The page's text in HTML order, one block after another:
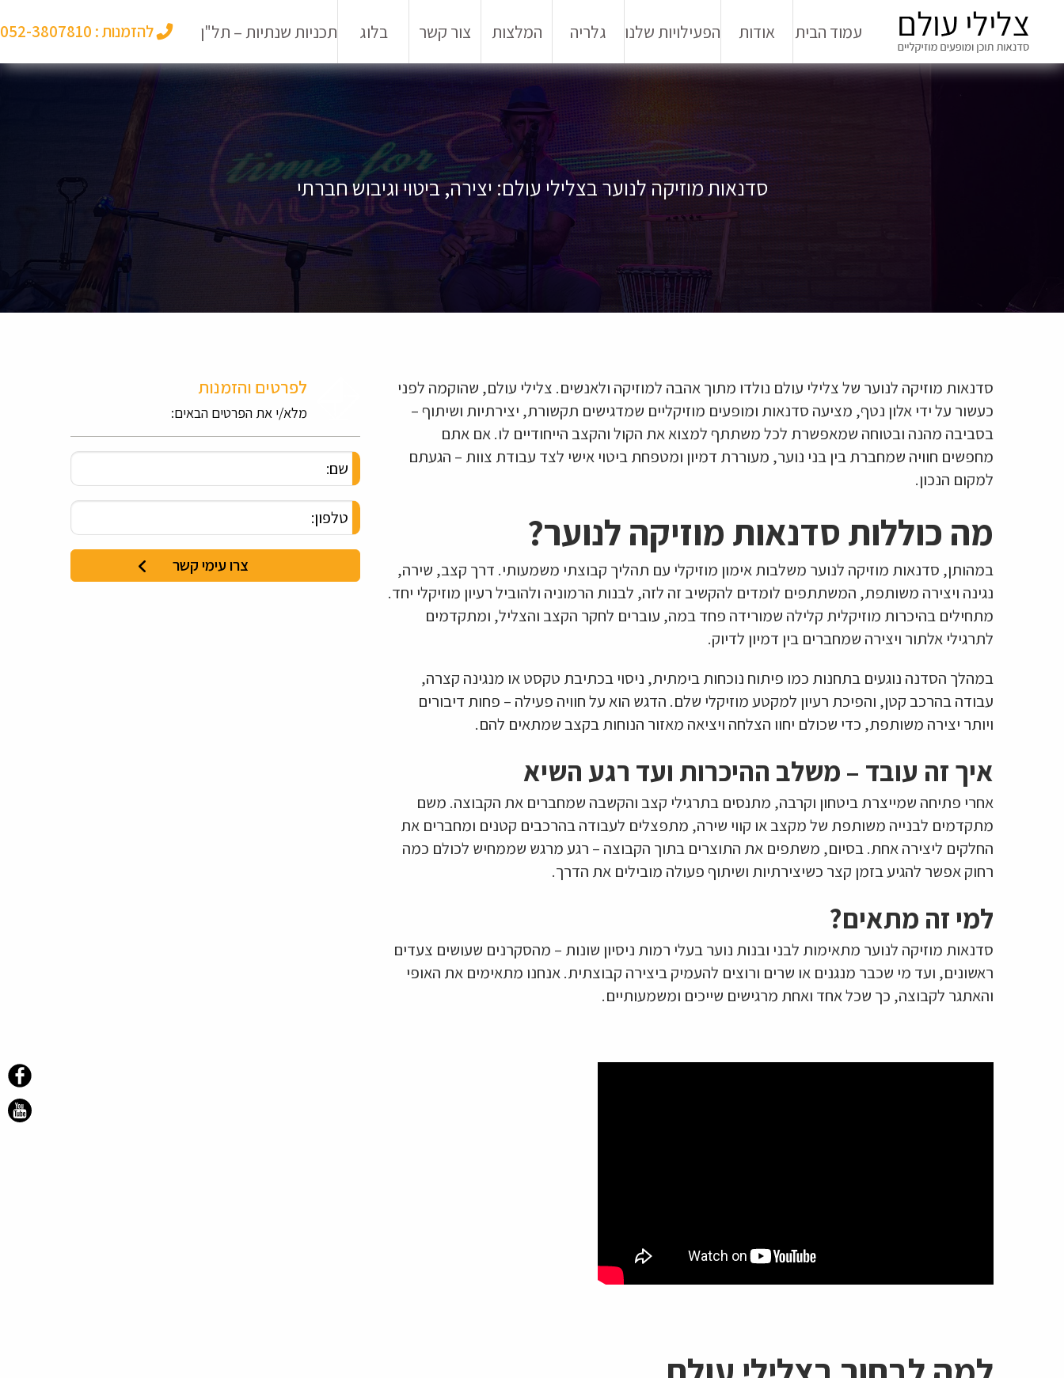
עמוד הבית אודות הפעילויות שלנו גלריה המלצות צור קשר בלוג תכניות שנתיות – תל"ן להזמנות :
סדנאות מוזיקה לנוער בצלילי עולם: יצירה, ביטוי וגיבוש חברתי
סדנאות מוזיקה לנוער של צלילי עולם נולדו מתוך אהבה למוזיקה ולאנשים. צלילי עולם, שהוקמה לפני
כעשור על ידי אלון נטף, מציעה סדנאות ומופעים מוזיקליים שמדגישים תקשורת, יצירתיות ושיתוף –
בסביבה מהנה ובטוחה שמאפשרת לכל משתתף למצוא את הקול והקצב הייחודיים לו. אם אתם
מחפשים חוויה שמחברת בין בני נוער, מעוררת דמיון ומטפחת ביטוי אישי לצד עבודת צוות – הגעתם
למקום הנכון.
מה כוללות סדנאות מוזיקה לנוער?
במהותן, סדנאות מוזיקה לנוער משלבות אימון מוזיקלי עם תהליך קבוצתי משמעותי. דרך קצב, שירה,
נגינה ויצירה משותפת, המשתתפים לומדים להקשיב זה לזה, לבנות הרמוניה ולהוביל רעיון מוזיקלי יחד.
מתחילים בהיכרות מוזיקלית קלילה שמורידה פחד במה, עוברים לחקר הקצב והצליל, ומתקדמים
לתרגילי אלתור ויצירה שמחברים בין דמיון לדיוק.
במהלך הסדנה נוגעים בתחנות כמו פיתוח נוכחות בימתית, ניסוי בכתיבת טקסט או מנגינה קצרה,
עבודה בהרכב קטן, והפיכת רעיון למקטע מוזיקלי שלם. הדגש הוא על חוויה פעילה – פחות דיבורים
ויותר יצירה משותפת, כדי שכולם יחוו הצלחה ויציאה מאזור הנוחות בקצב שמתאים להם.
איך זה עובד – משלב ההיכרות ועד רגע השיא
אחרי פתיחה שמייצרת ביטחון וקרבה, מתנסים בתרגילי קצב והקשבה שמחברים את הקבוצה. משם
מתקדמים לבנייה משותפת של מקצב או קווי שירה, מתפצלים לעבודה בהרכבים קטנים ומחברים את
החלקים ליצירה אחת. בסיום, משתפים את התוצרים בתוך הקבוצה – רגע מרגש שממחיש לכולם כמה
רחוק אפשר להגיע בזמן קצר כשיצירתיות ושיתוף פעולה מובילים את הדרך.
למי זה מתאים?
סדנאות מוזיקה לנוער מתאימות לבני ובנות נוער בעלי רמות ניסיון שונות – מהסקרנים שעושים צעדים
ראשונים, ועד מי שכבר מנגנים או שרים ורוצים להעמיק ביצירה קבוצתית. אנחנו מתאימים את האופי
והאתגר לקבוצה, כך שכל אחד ואחת מרגישים שייכים ומשמעותיים.
לפרטים והזמנות
מלא/י את הפרטים הבאים: